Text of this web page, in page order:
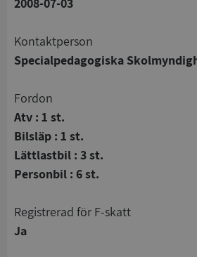
2008-07-03
Kontaktperson
Specialpedagogiska
Fordon
Atv : 1 st.
Bilsläp : 1 st.
Lättlastbil : 3 st.
Personbil : 6 st.
registrerad för F-skatt
Ja